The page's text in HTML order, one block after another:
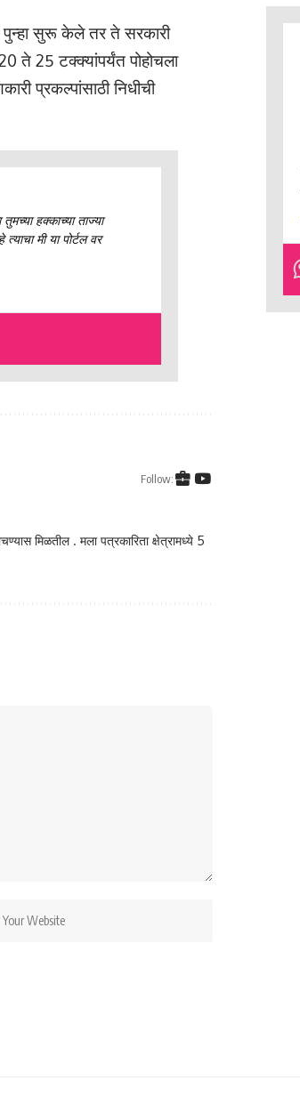
सुरू केले तर ते सरकारी
25 टक्क्यांपर्यंत पोहोचला
प्रकल्पांसाठी निधीची
हक्काच्या ताज्या
मी या पोर्टल वर
Follow:
मिळतील . मला पत्रकारिता क्षेत्रामध्ये 5